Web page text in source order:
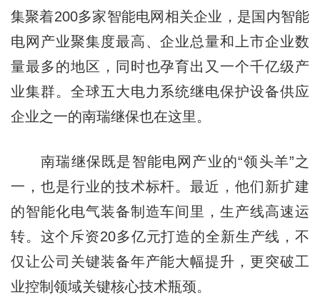
集聚着200多家智能电网相关企业，是国内智能
电网产业聚集度最高、企业总量和上市企业数
量最多的地区，同时也孕育出又一个千亿级产
业集群。全球五大电力系统继电保护设备供应
企业之一的南瑞继保也在这里。
南瑞继保既是智能电网产业的“领头羊”之
一，也是行业的技术标杆。最近，他们新扩建
的智能化电气装备制造车间里，生产线高速运
转。这个斥资20多亿元打造的全新生产线，不
仅让公司关键装备年产能大幅提升，更突破工
业控制领域关键核心技术瓶颈。